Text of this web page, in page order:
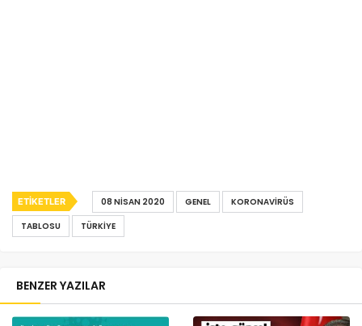
ETIKETLER 08 NISAN 2020 GENEL
KORONAVIRÜS
TABLOSU
TÜRKIYE
BENZER YAZILAR